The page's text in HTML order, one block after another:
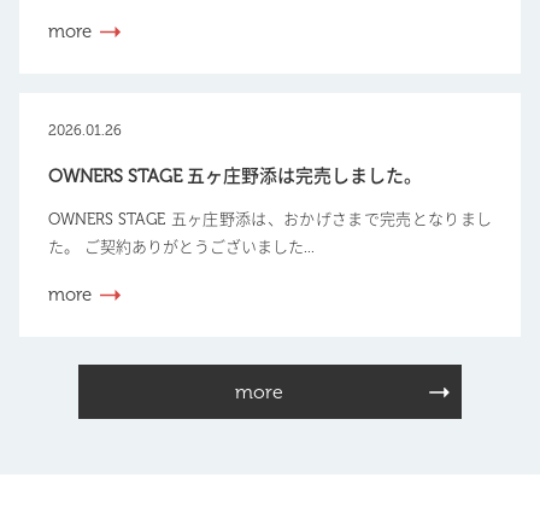
more
2026.01.26
OWNERS STAGE 五ヶ庄野添は完売しました。
OWNERS STAGE 五ヶ庄野添は、おかげさまで完売となりまし
た。 ご契約ありがとうございました...
more
more